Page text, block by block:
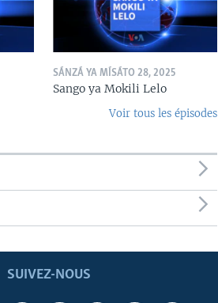
SÁNZÁ YA MÍSÁTO 28, 2025
Sango ya Mokili Lelo
Voir tous les épisodes
SUIVEZ-NOUS